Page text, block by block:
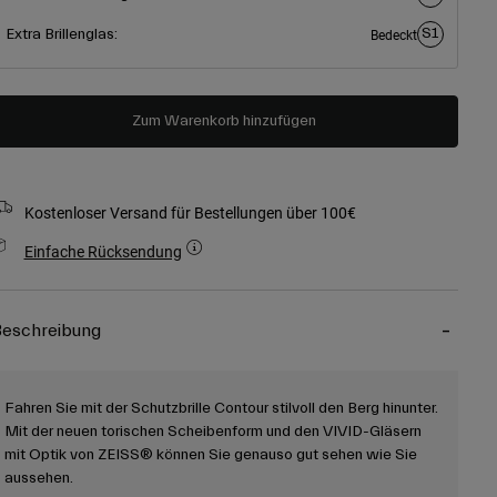
Extra Brillenglas: Bedeckt S1
Zum Warenkorb hinzufügen
Kostenloser Versand für Bestellungen über 100€
Einfache Rücksendung
Fahren Sie mit der Schutzbrille Contour stilvoll den Berg hinunter.
Mit der neuen torischen Scheibenform und den VIVID-Gläsern
mit Optik von ZEISS® können Sie genauso gut sehen wie Sie
aussehen.